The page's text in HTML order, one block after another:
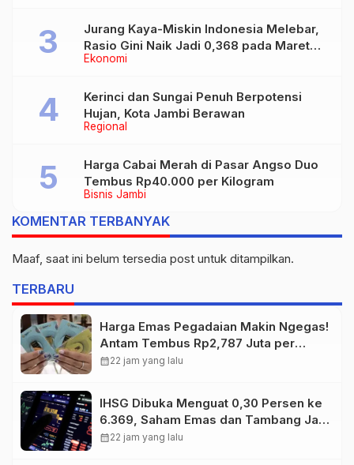
Ekonomi
Jurang Kaya-Miskin Indonesia Melebar,
Rasio Gini Naik Jadi 0,368 pada Maret
2026
Regional
Kerinci dan Sungai Penuh Berpotensi
Hujan, Kota Jambi Berawan
Bisnis Jambi
Harga Cabai Merah di Pasar Angso Duo
Tembus Rp40.000 per Kilogram
KOMENTAR TERBANYAK
Maaf, saat ini belum tersedia post untuk ditampilkan.
TERBARU
Harga Emas Pegadaian Makin Ngegas!
Antam Tembus Rp2,787 Juta per
Gram
calendar_month22 jam yang lalu
IHSG Dibuka Menguat 0,30 Persen ke
6.369, Saham Emas dan Tambang Jadi
Penggerak
calendar_month22 jam yang lalu